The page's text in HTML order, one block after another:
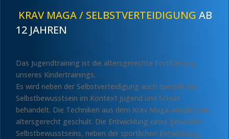
KRAV MAGA / SELBSTVERTEIDIGUNG AB
12 JAHREN
Das Jugendtraining ist die altersgerechte Fortführung
unseres Kindertrainings.
Es wird neben der Selbstverteidigung auch speziell das
Selbstbewusstsein im Kontext Jugend und Schule
behandelt. Die Techniken aus dem Krav Maga werden hier
altersgerecht geschult. Die Entwicklung eines gesunden
Selbstbewusstseins, neben der sportlichen Entwicklung,